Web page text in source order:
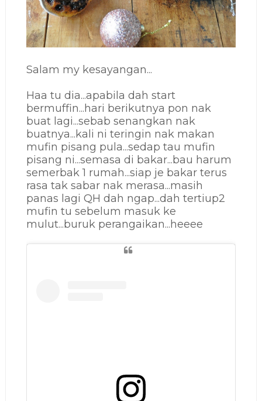
Salam my kesayangan...
Haa tu dia...apabila dah start
bermuffin...hari berikutnya pon nak
buat lagi...sebab senangkan nak
buatnya...kali ni teringin nak makan
mufin pisang pula...sedap tau mufin
pisang ni...semasa di bakar...bau harum
semerbak 1 rumah...siap je bakar terus
rasa tak sabar nak merasa...masih
panas lagi QH dah ngap...dah tertiup2
mufin tu sebelum masuk ke
mulut...buruk perangaikan...heeee